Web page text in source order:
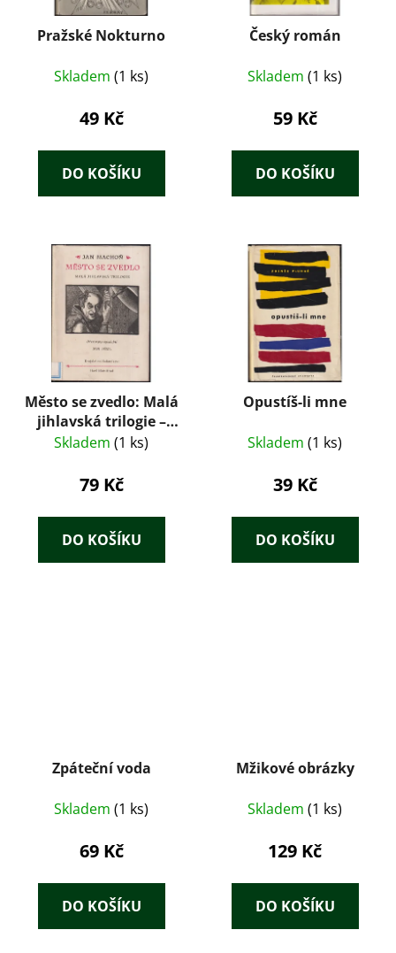
Pražské Nokturno
Skladem (1 ks)
49 Kč
DO KOŠÍKU
Český román
Skladem (1 ks)
59 Kč
DO KOŠÍKU
Město se zvedlo: Malá
jihlavská trilogie –
Jan Machoň (1955)
Skladem (1 ks)
79 Kč
DO KOŠÍKU
Opustíš-li mne
Skladem (1 ks)
39 Kč
DO KOŠÍKU
Zpáteční voda
Skladem (1 ks)
69 Kč
DO KOŠÍKU
Mžikové obrázky
Skladem (1 ks)
129 Kč
DO KOŠÍKU